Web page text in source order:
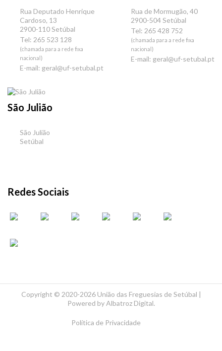
Rua Deputado Henrique
Cardoso, 13
2900-110 Setúbal
Tel: 265 523 128
(chamada para a rede fixa
nacional)
E-mail: geral@uf-setubal.pt
Rua de Mormugão, 40
2900-504 Setúbal
Tel: 265 428 752
(chamada para a rede fixa
nacional)
E-mail: geral@uf-setubal.pt
São Julião
São Julião
Setúbal
Redes Sociais
Copyright © 2020-2026 União das Freguesias de Setúbal |
Powered byAlbatroz Digital.
Política de Privacidade